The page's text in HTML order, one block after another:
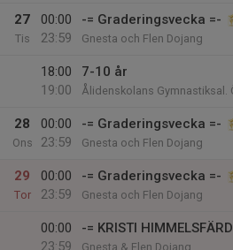
27
Tis
00:00
23:59
-= Graderingsvecka =-
Gnesta och Flen Dojang
18:00
19:00
7-10 år
Ålidenskolans Gymnastiksal.
28
Ons
00:00
23:59
-= Graderingsvecka =-
Gnesta och Flen Dojang
29
Tor
00:00
23:59
-= Graderingsvecka =-
Gnesta och Flen Dojang
00:00
23:59
-= KRISTI
Gnesta & Flen Dojang